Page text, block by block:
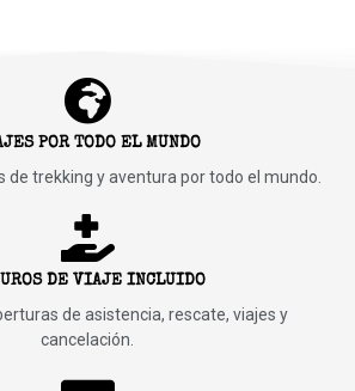
POR TODO EL MUNDO
de trekking y aventura por todo el mundo.
DE VIAJE INCLUIDO
de asistencia, rescate, viajes y
cancelación.​